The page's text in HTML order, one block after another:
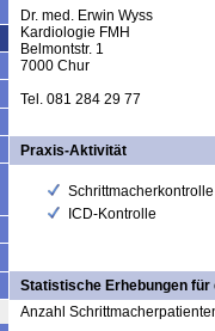
Dr. med. Erwin Wyss
Kardiologie FMH
Belmontstr. 1
7000 Chur
Tel. 081 284 29 77
Praxis-Aktivität
Schrittmacherkontrolle
ICD-Kontrolle
Statistische Erhebungen für
Anzahl